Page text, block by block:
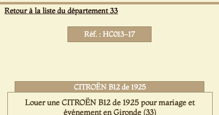
Retour à la liste du département 33
Réf. : HC013-17
CITROËN B12 de 1925
Louer une CITROËN B12 de 1925 pour mariage et
événement en Gironde (33)